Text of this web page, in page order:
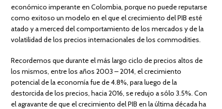
económico imperante en Colombia, porque no puede reputarse
como exitoso un modelo en el que el crecimiento del PIB esté
atado y a merced del comportamiento de los mercados y de la
volatilidad de los precios internacionales de los commodities.
Recordemos que durante el más largo ciclo de precios altos de
los mismos, entre los años 2003 – 2014, el crecimiento
potencial de la economía fue de 4.8%, para luego de la
destorcida de los precios, hacia 2016, se redujo a sólo 3.5%. Con
el agravante de que el crecimiento del PIB en la última década ha